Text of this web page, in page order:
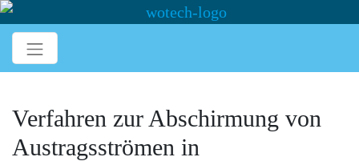
Verfahren zur Abschirmung von
Austragsströmen in